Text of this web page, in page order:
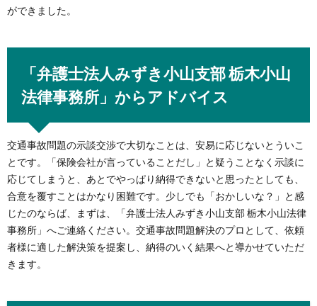
ができました。
「弁護士法人みずき小山支部 栃木小山
法律事務所」からアドバイス
交通事故問題の示談交渉で大切なことは、安易に応じないとういこ
とです。「保険会社が言っていることだし」と疑うことなく示談に
応じてしまうと、あとでやっぱり納得できないと思ったとしても、
合意を覆すことはかなり困難です。少しでも「おかしいな？」と感
じたのならば、まずは、「弁護士法人みずき小山支部 栃木小山法律
事務所」へご連絡ください。交通事故問題解決のプロとして、依頼
者様に適した解決策を提案し、納得のいく結果へと導かせていただ
きます。